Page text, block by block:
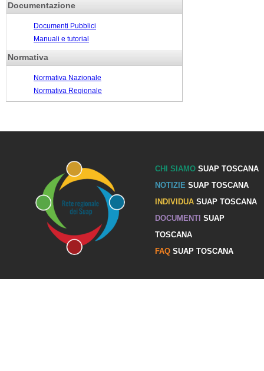
Documentazione
Documenti Pubblici
Manuali e tutorial
Normativa
Normativa Nazionale
Normativa Regionale
CHI SIAMOSUAP TOSCANA
NOTIZIE SUAP TOSCANA
INDIVIDUASUAP TOSCANA
DOCUMENTI SUAP
TOSCANA
FAQSUAP TOSCANA